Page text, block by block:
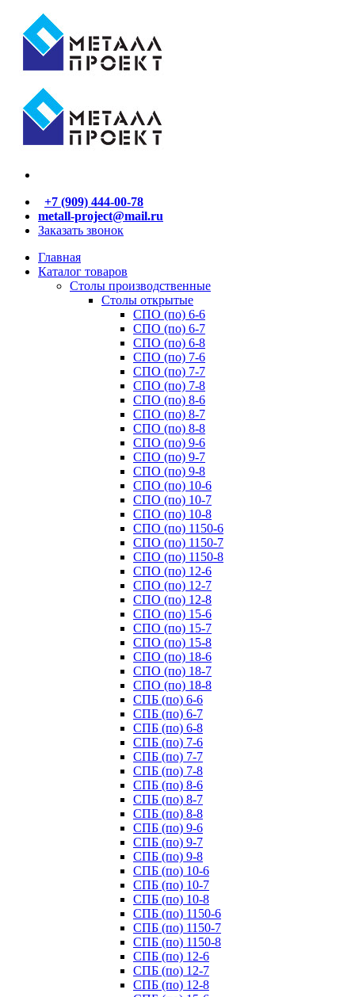
+7 (909) 444-00-78
metall-project@mail.ru
Заказать звонок
Главная
Каталог товаров
Столы производственные
Столы открытые
СПО (по) 6-6
СПО (по) 6-7
СПО (по) 6-8
СПО (по) 7-6
СПО (по) 7-7
СПО (по) 7-8
СПО (по) 8-6
СПО (по) 8-7
СПО (по) 8-8
СПО (по) 9-6
СПО (по) 9-7
СПО (по) 9-8
СПО (по) 10-6
СПО (по) 10-7
СПО (по) 10-8
СПО (по) 1150-6
СПО (по) 1150-7
СПО (по) 1150-8
СПО (по) 12-6
СПО (по) 12-7
СПО (по) 12-8
СПО (по) 15-6
СПО (по) 15-7
СПО (по) 15-8
СПО (по) 18-6
СПО (по) 18-7
СПО (по) 18-8
СПБ (по) 6-6
СПБ (по) 6-7
СПБ (по) 6-8
СПБ (по) 7-6
СПБ (по) 7-7
СПБ (по) 7-8
СПБ (по) 8-6
СПБ (по) 8-7
СПБ (по) 8-8
СПБ (по) 9-6
СПБ (по) 9-7
СПБ (по) 9-8
СПБ (по) 10-6
СПБ (по) 10-7
СПБ (по) 10-8
СПБ (по) 1150-6
СПБ (по) 1150-7
СПБ (по) 1150-8
СПБ (по) 12-6
СПБ (по) 12-7
СПБ (по) 12-8